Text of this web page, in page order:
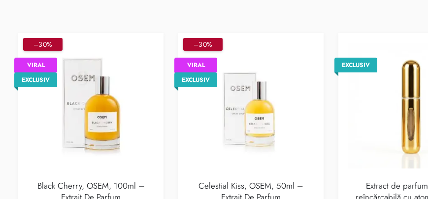
–30%
VIRAL
EXCLUSIV
Black Cherry, OSEM, 100ml –
–30%
VIRAL
EXCLUSIV
Celestial Kiss, OSEM, 50ml –
EXCLUSIV
Extract de